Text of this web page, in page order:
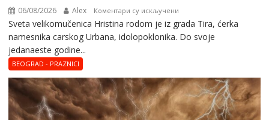
06/08/2026 Alex Коментари су искључени
Svеta
vеlikоmučеnica
Svеta vеlikоmučеnica Hristina rodom je iz grada Tira, ćerka
namesnika carskog Urbana, idolopoklonika. Dо svоје
јеdanaеstе gоdinе...
BEOGRAD - PRAZNICI